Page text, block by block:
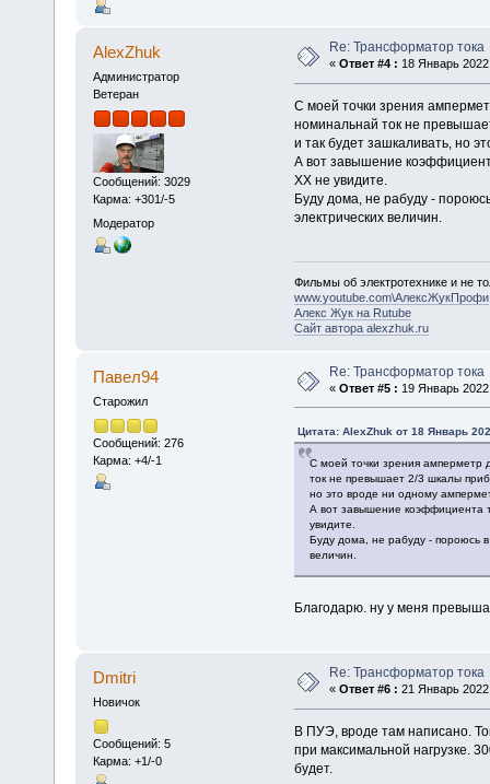
AlexZhuk
Администратор
Ветеран
Сообщений: 3029
Карма: +301/-5
Модератор
Re: Трансформатор тока
« Ответ #4 : 18 Январь
С моей точки зрения
номинальнай ток не
и так будет зашкаливать, но
А вот завышение
ХХ не увидите.
Буду дома, не рабуду -
электрических величин.
Фильмы об электротехнике и не
www.youtube.com\АлексЖукПрофи
Алекс Жук на Rutube
Сайт автора alexzhuk.ru
Павел94
Старожил
Сообщений: 276
Карма: +4/-1
Re: Трансформатор тока
« Ответ #5 : 19 Январь
Цитата: AlexZhuk от 18 Январь
С моей точки зрения амперметр
ток не превышает 2/3 шкалы
но это вроде ни одному
А вот завышение коэффициента
увидите.
Буду дома, не рабуду - пороюсь
величин.
Благодарю. ну у меня
Dmitri
Новичок
Сообщений: 5
Карма: +1/-0
Re: Трансформатор тока
« Ответ #6 : 21 Январь
В ПУЭ, вроде там написано.
при максимальной нагрузке.
будет.